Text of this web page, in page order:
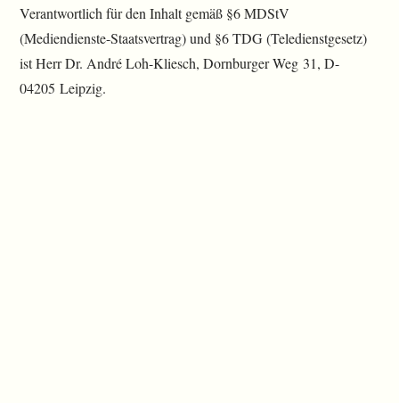
Verantwortlich für den Inhalt gemäß §6 MDStV
(Mediendienste-Staatsvertrag) und §6 TDG (Teledienstgesetz)
ist Herr Dr. André Loh-Kliesch, Dornburger Weg 31, D-
04205 Leipzig.